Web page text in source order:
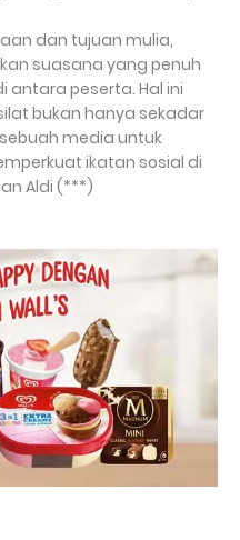
dan tujuan mulia,
suasana yang penuh
antara peserta. Hal ini
bukan hanya sekadar
media untuk
ikatan sosial di
Aldi (***)